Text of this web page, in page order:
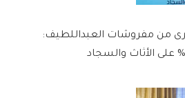
من مفروشات العبداللطيف: